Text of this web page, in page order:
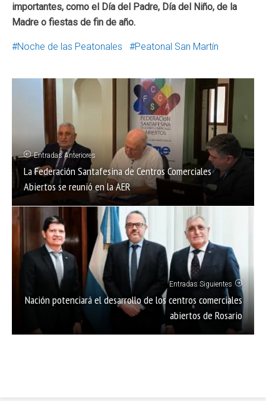
importantes, como el Día del Padre, Día del Niño, de la
Madre o fiestas de fin de año.
Noche de las Peatonales Peatonal San Martín
Entradas Anteriores
La Federación Santafesina de Centros Comerciales
Abiertos se reunió en la AER
Entradas Siguientes
Nación potenciará el desarrollo de los centros comerciales
abiertos de Rosario